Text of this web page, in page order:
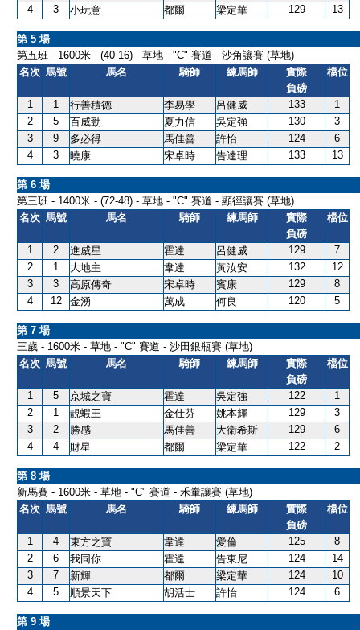
4
3 小玩意 都爾 梁定華 129 13
第 5 場
第五班 - 1600米 - (40-16) - 草地 - "C" 賽道 - 沙角讓賽 (草地)
名次 馬號 馬名 騎師 練馬師
實際
負磅
檔位
1 1 行善積德 李易學 呂健威 133
1
2
5 百威勁 夏力信 吳定強 130
3
3
9 多必得 馬佳善 許怡 124
6
4
3 曉康 宋卓時 告達理 133 13
第 6 場
第三班 - 1400米 - (72-48) - 草地 - "C" 賽道 - 顯徑讓賽 (草地)
名次 馬號 馬名 騎師 練馬師
實際
負磅
檔位
1 2 進威星 霍達 呂健威 129
7
2
1 大地主 韋達 黃汝安 132
12
3
3 高原傳奇 宋卓時 賓康 129
8
4
12 金湧 萬成 何良 120 5
第 7 場
三歲 - 1600米 - 草地 - "C" 賽道 - 沙田銀瓶賽 (草地)
名次 馬號 馬名 騎師 練馬師
實際
負磅
檔位
1 5 京城之寶 霍達 吳定強 122
1
2
1 靚蝦王 金仕芬 姚本輝 129
3
3
2 勝感 馬佳善 大衛希斯 129
6
4
4 財星 都爾 梁定華 122 2
第 8 場
新馬賽 - 1600米 - 草地 - "C" 賽道 - 禾輋讓賽 (草地)
名次 馬號 馬名 騎師 練馬師
實際
負磅
檔位
1 4 東方之寶 韋達 愛倫 125
8
2
6 我同你 霍達 告東尼 124
14
3
7 新輝 都爾 梁定華 124
10
4
5 順景天下 胡活士 許怡 124 6
第 9 場